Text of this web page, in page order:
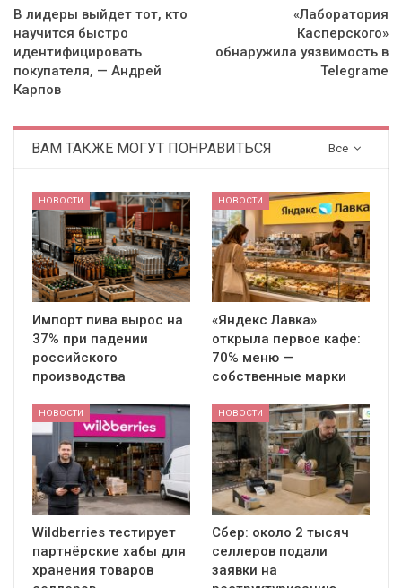
В лидеры выйдет тот, кто
научится быстро
идентифицировать
покупателя, — Андрей
Карпов
«Лаборатория
Касперского»
обнаружила уязвимость в
Telegrame
Все
ВАМ ТАКЖЕ МОГУТ ПОНРАВИТЬСЯ
НОВОСТИ
Импорт пива вырос на
37% при падении
российского
производства
НОВОСТИ
«Яндекс Лавка»
открыла первое кафе:
70% меню —
собственные марки
НОВОСТИ
Wildberries тестирует
партнёрские хабы для
хранения товаров
НОВОСТИ
Сбер: около 2 тысяч
селлеров подали
заявки на